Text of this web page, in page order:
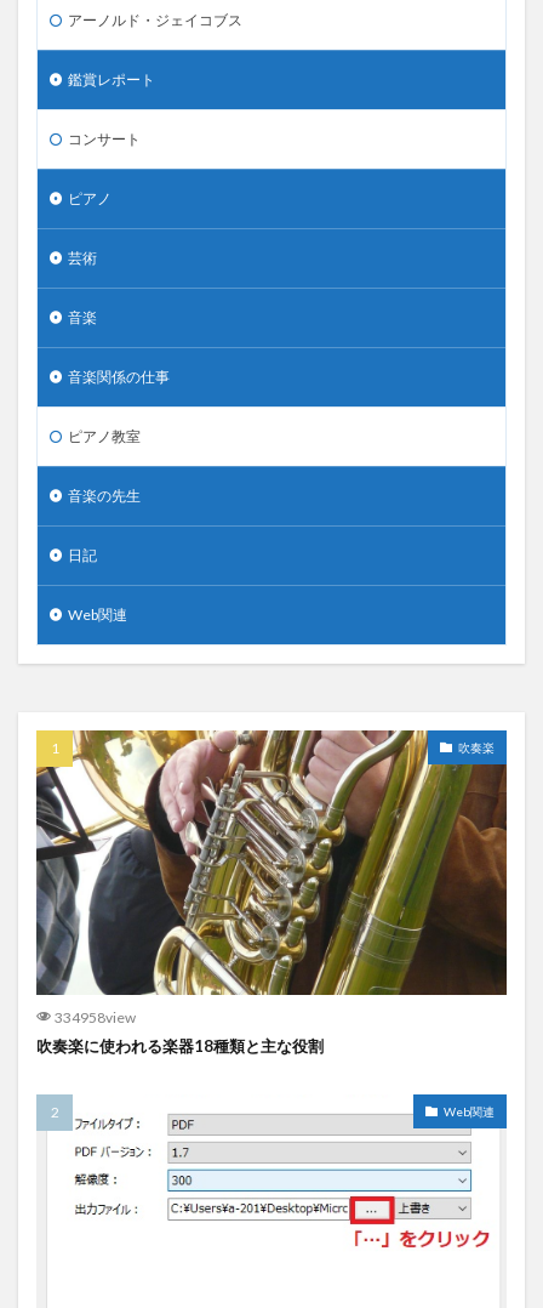
アーノルド・ジェイコブス
鑑賞レポート
コンサート
ピアノ
芸術
音楽
音楽関係の仕事
ピアノ教室
音楽の先生
日記
Web関連
吹奏楽
334958view
吹奏楽に使われる楽器18種類と主な役割
Web関連